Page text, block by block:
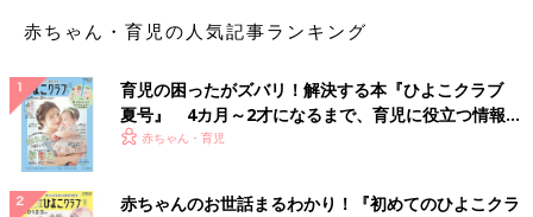
入学準備というと「あれも！ これも！」と考えてあせってしま
次の４つのことから始めてみましょう。
１．ひらがなが正しく書ける
小学校に入学すると、すぐに自分でプリントに名前を書いたり、
赤ちゃん・育児の人気記事ランキング
育児の困ったがズバリ！解決する本『ひよこクラブ
夏号』 4カ月～2才になるまで、育児に役立つ情報が
いっぱい！
赤ちゃん・育児
赤ちゃんのお世話まるわかり！『初めてのひよこクラ